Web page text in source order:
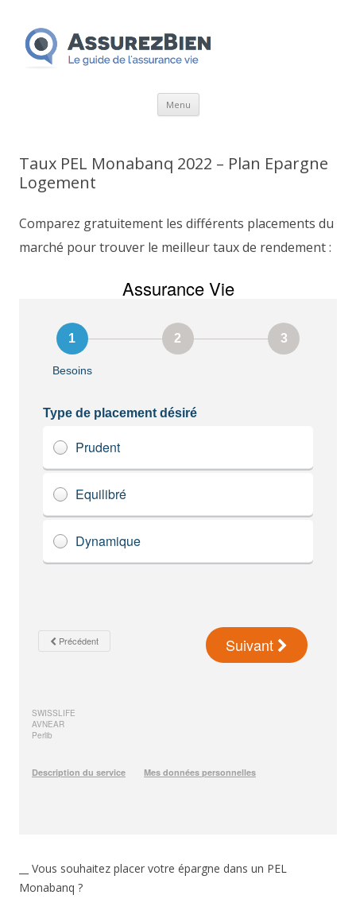
Menu Aller
Taux PEL Monabanq 2022 – Plan Epargne
Logement
Comparez gratuitement les différents placements du
marché pour trouver le meilleur taux de rendement :
__ Vous souhaitez placer votre épargne dans un PEL
Monabanq ?